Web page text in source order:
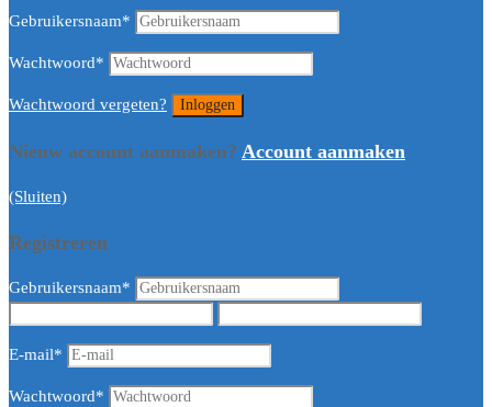
Gebruikersnaam*
Wachtwoord*
Wachtwoord vergeten?
Nieuw account aanmaken? Account aanmaken
(Sluiten)
Registreren
Gebruikersnaam*
E-mail*
Wachtwoord*